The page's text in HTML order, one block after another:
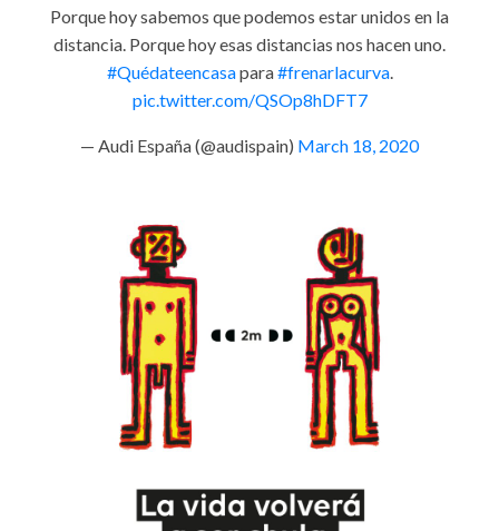
Porque hoy sabemos que podemos estar unidos en la
distancia. Porque hoy esas distancias nos hacen uno.
#Quédateencasapara#frenarlacurva.
pic.twitter.com/QSOp8hDFT7
— Audi España (@audispain) March 18, 2020